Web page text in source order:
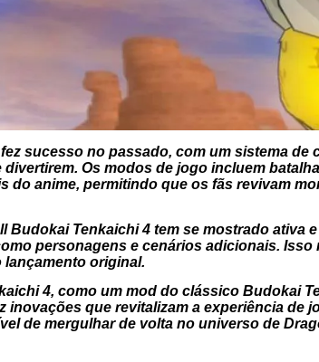
sucesso no passado, com um sistema de
Os modos de jogo incluem
do anime, permitindo que os fãs revivam
Budokai Tenkaichi 4 tem se mostrado ativa
personagens e cenários adicionais.
lançamento original.
4, como um mod do clássico Budokai
inovações que revitalizam a experiência de
de mergulhar de volta no universo de